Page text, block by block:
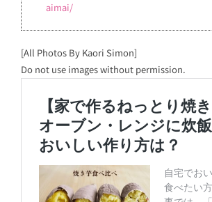
aimai/
[All Photos By Kaori Simon]
Do not use images without permission.